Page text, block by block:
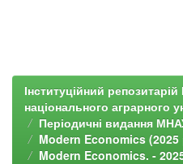
Інституційний
національного аграрного
Періодичні видання
Modern Economics (2025
Modern Economics. -